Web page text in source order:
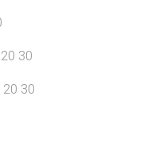
30
20 30